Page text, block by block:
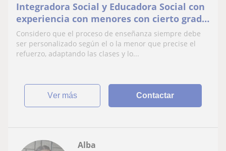
Integradora Social y Educadora Social con
experiencia con menores con cierto grado
de dependencia
Considero que el proceso de enseñanza siempre debe
ser personalizado según el o la menor que precise el
refuerzo, adaptando las clases y lo...
ver más Contactar
Alba